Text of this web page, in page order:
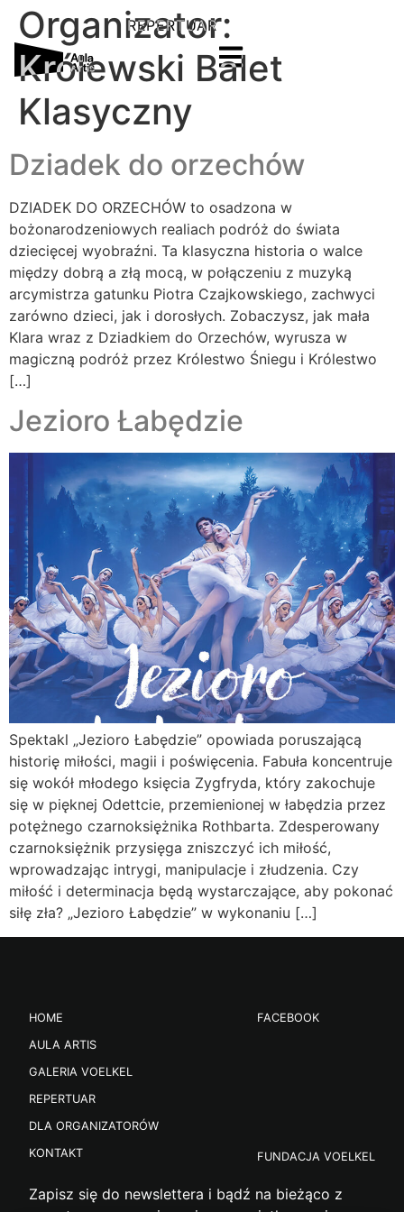
REPERTUAR
Organizator:
Królewski Balet
Klasyczny
Dziadek do orzechów
DZIADEK DO ORZECHÓW to osadzona w
bożonarodzeniowych realiach podróż do świata
dziecięcej wyobraźni. Ta klasyczna historia o walce
między dobrą a złą mocą, w połączeniu z muzyką
arcymistrza gatunku Piotra Czajkowskiego, zachwyci
zarówno dzieci, jak i dorosłych. Zobaczysz, jak mała
Klara wraz z Dziadkiem do Orzechów, wyrusza w
magiczną podróż przez Królestwo Śniegu i Królestwo
[…]
Jezioro Łabędzie
Spektakl „Jezioro Łabędzie” opowiada poruszającą
historię miłości, magii i poświęcenia. Fabuła koncentruje
się wokół młodego księcia Zygfryda, który zakochuje
się w pięknej Odettcie, przemienionej w łabędzia przez
potężnego czarnoksiężnika Rothbarta. Zdesperowany
czarnoksiężnik przysięga zniszczyć ich miłość,
wprowadzając intrygi, manipulacje i złudzenia. Czy
miłość i determinacja będą wystarczające, aby pokonać
siłę zła? „Jezioro Łabędzie” w wykonaniu […]
HOME
AULA ARTIS
GALERIA VOELKEL
REPERTUAR
DLA ORGANIZATORÓW
KONTAKT
FACEBOOK
FUNDACJA VOELKEL
Zapisz się do newslettera i bądź na bieżąco z
Hej, masz jakieś pytanie?